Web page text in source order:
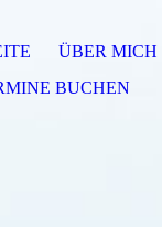
ÜBER MICH
BUCHEN